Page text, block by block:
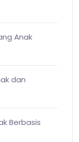
Anak
dan
Berbasis